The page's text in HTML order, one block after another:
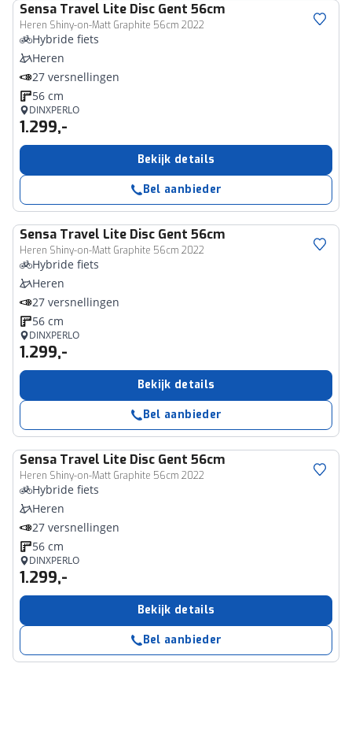
Sensa Travel Lite Disc Gent 56cm
Heren Shiny-on-Matt Graphite 56cm 2022
Hybride fiets
Heren
27 versnellingen
56 cm
DINXPERLO
1.299,-
Bekijk details
Bel aanbieder
Sensa Travel Lite Disc Gent 56cm
Heren Shiny-on-Matt Graphite 56cm 2022
Hybride fiets
Heren
27 versnellingen
56 cm
DINXPERLO
1.299,-
Bekijk details
Bel aanbieder
Sensa Travel Lite Disc Gent 56cm
Heren Shiny-on-Matt Graphite 56cm 2022
Hybride fiets
Heren
27 versnellingen
56 cm
DINXPERLO
1.299,-
Bekijk details
Bel aanbieder